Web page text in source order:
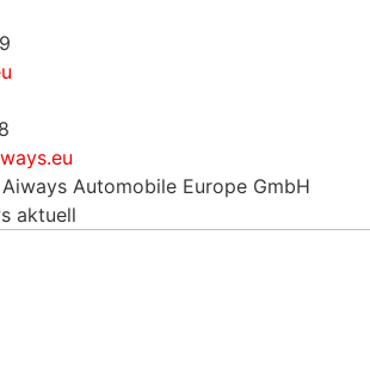
Automobile Europe GmbH
aktuell